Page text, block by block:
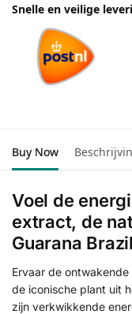
Snelle en veilige
Buy Now
Voel de
extract, de
Guarana
Ervaar de
de iconische plant uit
zijn verkwikkende